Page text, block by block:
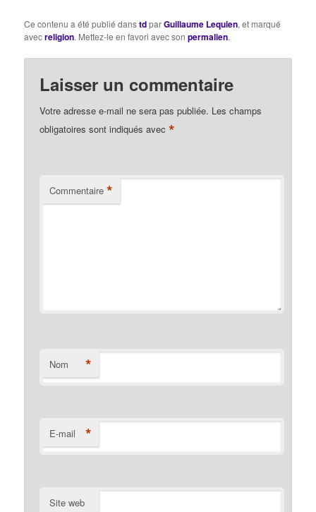
Ce contenu a été publié danstdparGuillaume Lequien, et marqué
avecreligion. Mettez-le en favori avec sonpermalien.
Laisser un commentaire
Votre adresse e-mail ne sera pas publiée. Les champs
obligatoires sont indiqués avec*
Commentaire *
Nom *
E-mail *
Site web